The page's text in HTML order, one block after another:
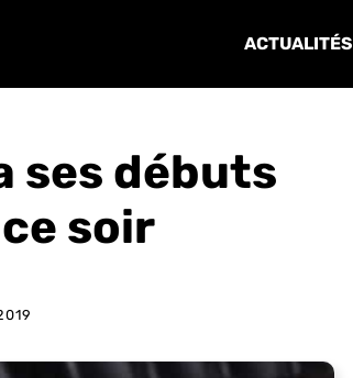
ACTUALITÉS
ses débuts
soir